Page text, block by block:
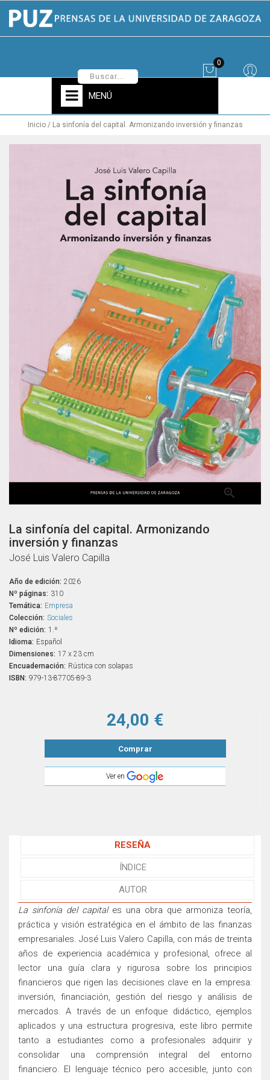
0
MENÚ
Inicio La sinfonía del capital. Armonizando inversión y finanzas

La sinfonía del capital. Armonizando
inversión y finanzas
José Luis Valero Capilla
Año de edición: 2026
Nº páginas: 310
Temática: Empresa
Colección: Sociales
Nº edición: 1.ª
Idioma: Español
Dimensiones: 17 x 23 cm
Encuadernación: Rústica con solapas
ISBN: 979-13-87705-89-3
24,00 €
Comprar
Ver en
RESEÑA
ÍNDICE
AUTOR
La sinfonía del capitales una obra que armoniza teoría,
práctica y visión estratégica en el ámbito de las finanzas
empresariales. José Luis Valero Capilla, con más de treinta
años de experiencia académica y profesional, ofrece al
lector una guía clara y rigurosa sobre los principios
financieros que rigen las decisiones clave en la empresa:
inversión, financiación, gestión del riesgo y análisis de
mercados. A través de un enfoque didáctico, ejemplos
aplicados y una estructura progresiva, este libro permite
tanto a estudiantes como a profesionales adquirir y
consolidar una comprensión integral del entorno
financiero. El lenguaje técnico pero accesible, junto con